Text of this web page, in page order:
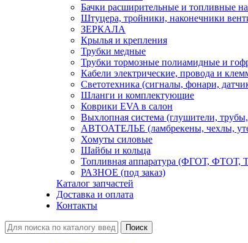
Бачки расширительные и топливные
Штуцера, тройники, наконечники
ЗЕРКАЛА
Крылья и крепления
Трубки медные
Трубки тормозные полиамидные и
Кабели электрические, провода и
Светотехника (сигналы, фонари,
Шланги и комплектующие
Коврики EVA в салон
Выхлопная система (глушители,
АВТОАТЕЛЬЕ (ламбрекены, чехлы,
Хомуты силовые
Шайбы и кольца
Топливная аппаратура (ФГОТ, ФТОТ,
РАЗНОЕ (под заказ)
Каталог запчастей
Доставка и оплата
Контакты